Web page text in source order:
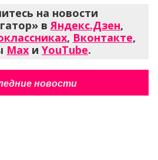
на новости
вЯндекс.Дзен,
, Вконтакте,
Max и YouTube.
новости